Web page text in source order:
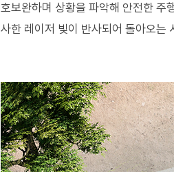
호보완하며 상황을 파악해 안전한 주
사한 레이저 빛이 반사되어 돌아오는